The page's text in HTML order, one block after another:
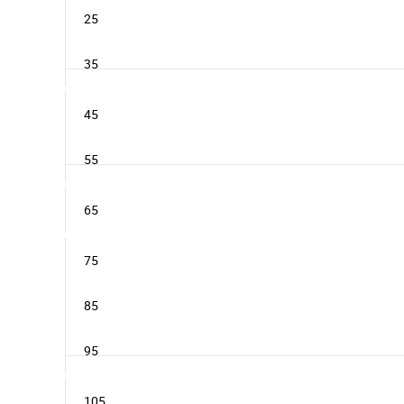
25
35
45
55
65
75
85
95